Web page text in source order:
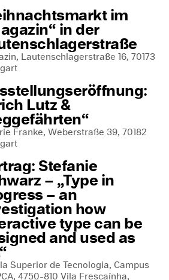
im
in der
Lautenschlagerstraße 16, 70173
Lutz &
Franke, Weberstraße 39, 70182
Stefanie
– „Type in
– an
how
type can be
and used as
Superior de Tecnologia, Campus
4750-810 Vila Frescaínha,